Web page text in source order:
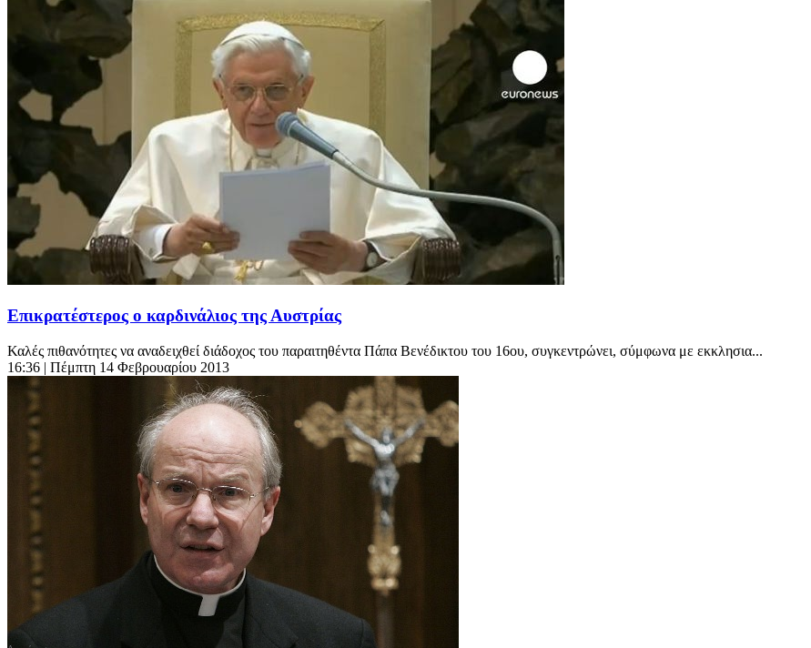
Επικρατέστερος ο καρδινάλιος της Αυστρίας
Καλές πιθανότητες να αναδειχθεί διάδοχος του παραιτηθέντα Πάπα Βενέδικτου του 16ου, συγκεντρώνει, σύμφωνα με εκκλησια...
16:36 | Πέμπτη 14 Φεβρουαρίου 2013